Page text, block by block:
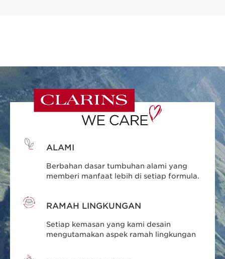
ALAMI
Berbahan dasar tumbuhan alami yang
memberi manfaat lebih di setiap formula.
RAMAH LINGKUNGAN
Setiap kemasan yang kami desain
mengutamakan aspek ramah lingkungan